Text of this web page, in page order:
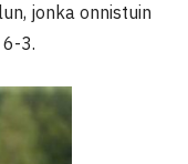
jonka onnistuin
3.